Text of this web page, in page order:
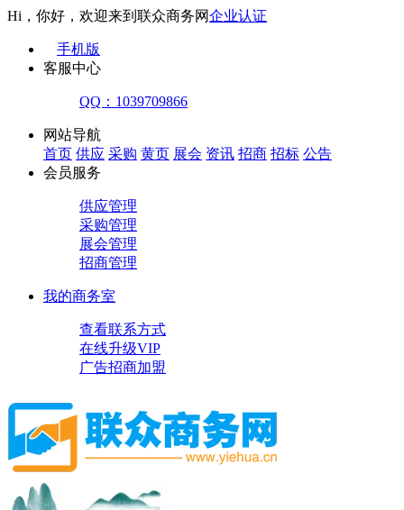
Hi，你好，欢迎来到联众商务网企业认证
手机版
客服中心
QQ：1039709866
网站导航
首页 供应 采购 黄页 展会 资讯 招商 招标 公告
会员服务
供应管理
采购管理
展会管理
招商管理
我的商务室
查看联系方式
在线升级VIP
广告招商加盟